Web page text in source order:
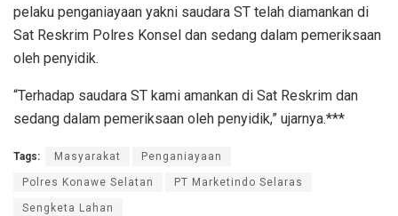
pelaku penganiayaan yakni saudara ST telah diamankan di
Sat Reskrim Polres Konsel dan sedang dalam pemeriksaan
oleh penyidik.
“Terhadap saudara ST kami amankan di Sat Reskrim dan
sedang dalam pemeriksaan oleh penyidik,” ujarnya.***
Tags: Masyarakat Penganiayaan
Polres Konawe Selatan PT Marketindo Selaras
Sengketa Lahan